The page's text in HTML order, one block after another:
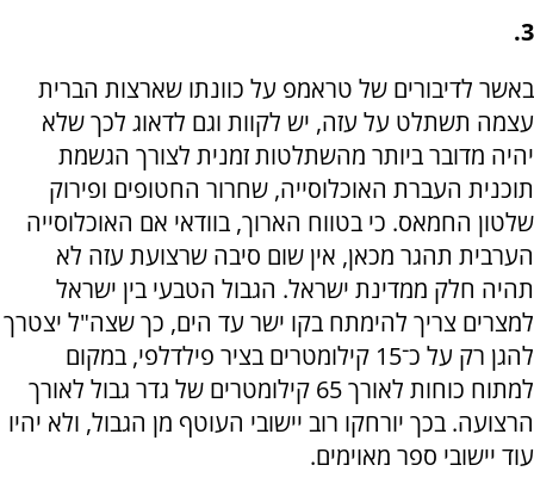
3.
באשר לדיבורים של טראמפ על כוונתו שארצות הברית
עצמה תשתלט על עזה, יש לקוות וגם לדאוג לכך שלא
יהיה מדובר ביותר מהשתלטות זמנית לצורך הגשמת
תוכנית העברת האוכלוסייה, שחרור החטופים ופירוק
שלטון החמאס. כי בטווח הארוך, בוודאי אם האוכלוסייה
הערבית תהגר מכאן, אין שום סיבה שרצועת עזה לא
תהיה חלק ממדינת ישראל. הגבול הטבעי בין ישראל
למצרים צריך להימתח בקו ישר עד הים, כך שצה"ל יצטרך
להגן רק על כ־15 קילומטרים בציר פילדלפי, במקום
למתוח כוחות לאורך 65 קילומטרים של גדר גבול לאורך
הרצועה. בכך יורחקו רוב יישובי העוטף מן הגבול, ולא יהיו
עוד יישובי ספר מאוימים.